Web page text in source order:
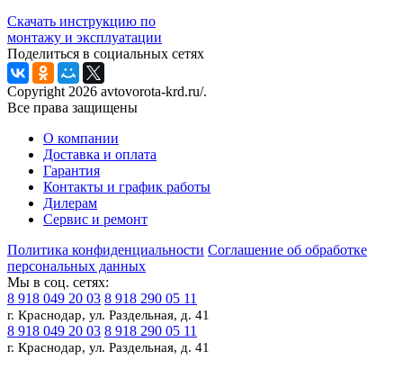
Скачать инструкцию по
монтажу и эксплуатации
Поделиться в социальных сетях
Copyright 2026 avtovorota-krd.ru/.
Все права защищены
О компании
Доставка и оплата
Гарантия
Контакты и график работы
Дилерам
Сервис и ремонт
Политика конфиденциальности Соглашение об обработке
персональных данных
Мы в соц. сетях:
8 918 049 20 03 8 918 290 05 11
г. Краснодар, ул. Раздельная, д. 41
8 918 049 20 03 8 918 290 05 11
г. Краснодар, ул. Раздельная, д. 41